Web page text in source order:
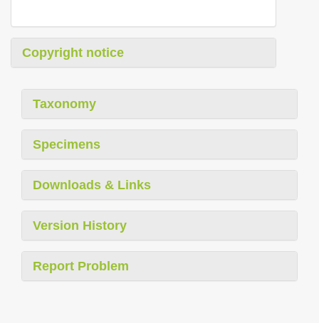
Copyright notice
Taxonomy
Specimens
Downloads & Links
Version History
Report Problem